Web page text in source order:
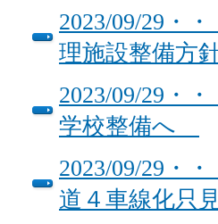
2023/09/29・
理施設整備方
2023/09/29・
学校整備へ
2023/09/29・
道４車線化只